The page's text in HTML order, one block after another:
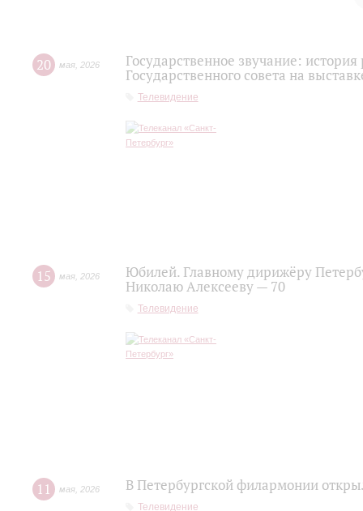
20 мая 2026
Государственное звучание:
Государственного совета на
Телевидение
15 мая 2026
Юбилей. Главному дирижёру
Николаю Алексееву — 70
Телевидение
11 мая 2026 В Петербургской филармонии
Телевидение